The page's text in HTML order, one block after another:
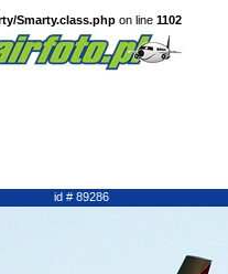
Smarty.class.php on line 1102
id # 89286